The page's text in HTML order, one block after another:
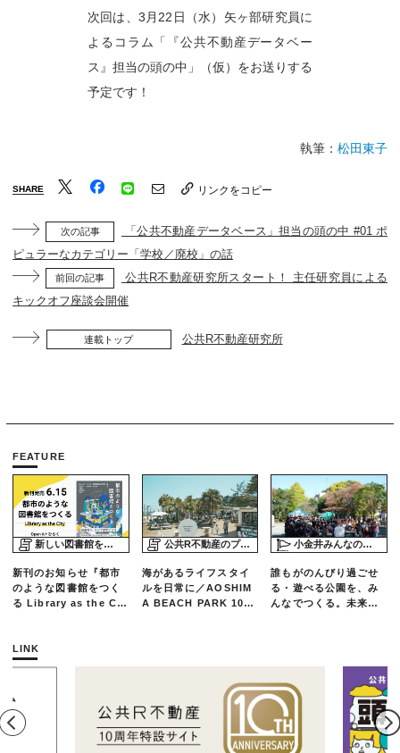
次回は、3月22日（水）矢ヶ部研究員に
よるコラム「『公共不動産データベー
ス』担当の頭の中」（仮）をお送りする
予定です！
執筆： 松田東子
SHARE リンクをコピー
次の記事
「公共不動産データベース」担当の頭の中 #01 ポ
ピュラーなカテゴリー「学校／廃校」の話
前回の記事
公共R不動産研究所スタート！ 主任研究員による
キックオフ座談会開催
連載トップ 公共R不動産研究所
FEATURE
新しい図書館をめぐる旅
新刊のお知らせ『都市
のような図書館をつく
る Library as the Cit
公共R不動産のプロジェクトスタディ
海があるライフスタイ
ルを日常に／AOSHIM
A BEACH PARK 10年
小金井みんなの公園プロジェクト「play here」
誰もがのんびり過ごせ
る・遊べる公園を、み
んなでつくる。未来の
LINK